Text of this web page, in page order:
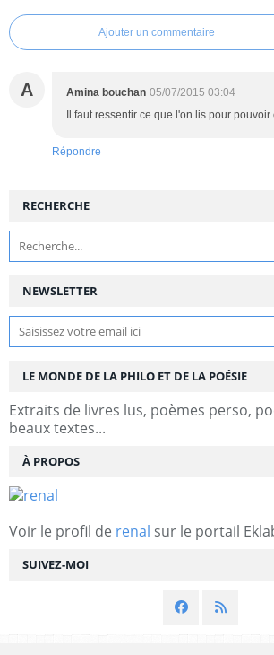
Ajouter un commentaire
A Amina bouchan 05/07/2015 03:04
Il faut ressentir ce que l'on lis pour pouvoir
Répondre
NEWSLETTER
SUIVEZ-MOI
RECHERCHE
LE MONDE DE LA PHILO ET DE LA POÉSIE
Extraits de livres lus, poèmes perso,
beaux textes...
À PROPOS
Voir le profil de renal sur le portail